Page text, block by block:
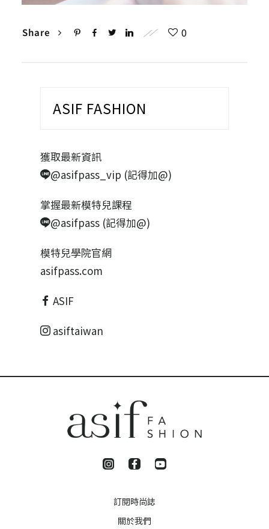
Share 0
ASIF FASHION
獲取最新資訊
@asifpass_vip (記得加@)
掌握最新模特兒課程
@asifpass (記得加@)
模特兒學院官網
asifpass.com
ASIF
asiftaiwan
訂閱時尚誌
關於我們